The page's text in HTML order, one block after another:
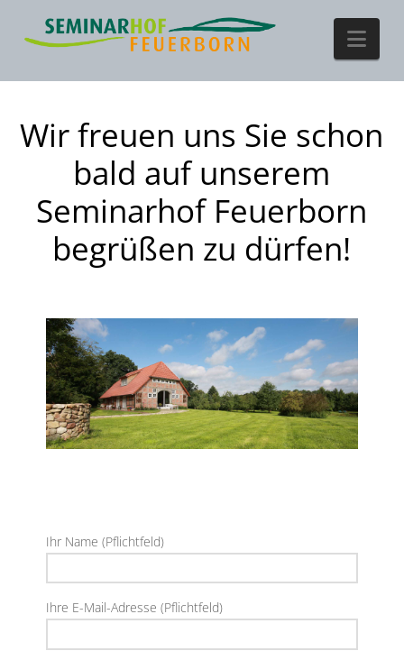
Wir freuen uns Sie schon
bald auf unserem
Seminarhof Feuerborn
begrüßen zu dürfen!
Ihr Name (Pflichtfeld)
Ihre E-Mail-Adresse (Pflichtfeld)